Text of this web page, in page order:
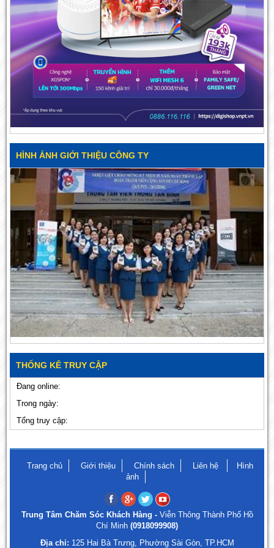
HÌNH ẢNH GIỚI THIỆU CÔNG TY
THỐNG KÊ TRUY CẬP
Đang online:
Trong ngày:
Tổng truy cập:
Trang chủ Giới thiệu Chính sách Liên hệ
Hình
ảnh
Trung Tâm Chăm Sóc Khách Hàng - Viễn Thông Thành Phố Hồ
Chí Minh (0918099908)
Địa chỉ: 125 Hai Bà Trưng, Phường Sài Gòn, TP.HCM